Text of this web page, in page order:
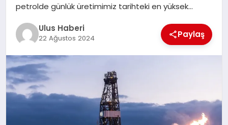
petrolde günlük üretimimiz tarihteki en yüksek…
Ulus Haberi
22 Ağustos 2024 Paylaş